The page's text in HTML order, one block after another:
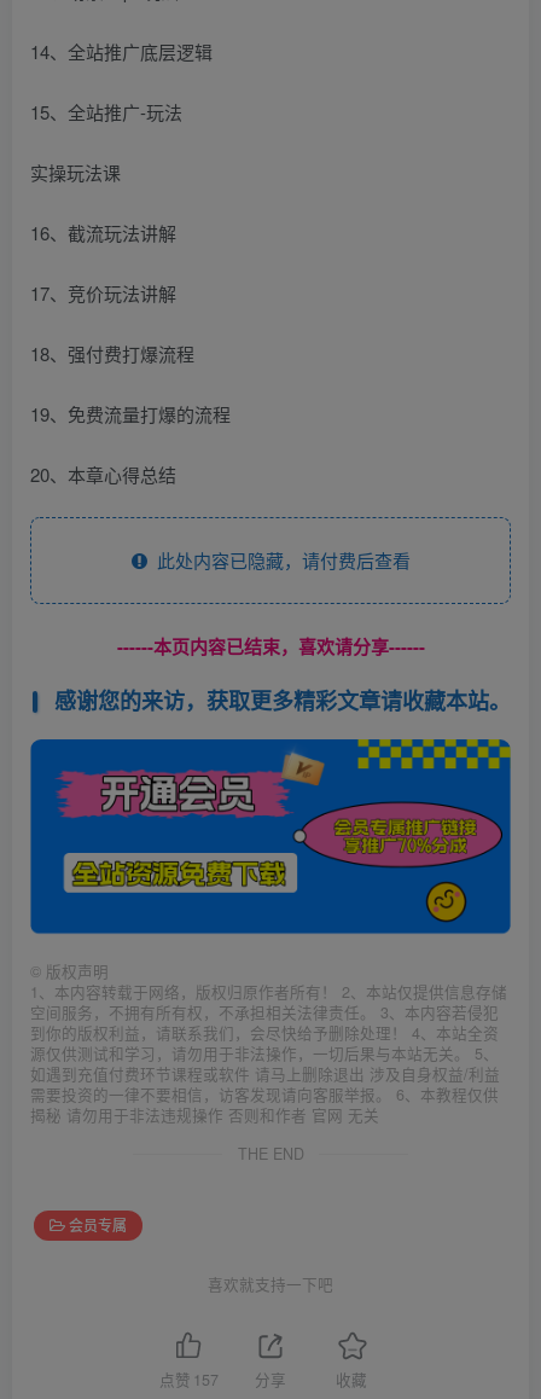
14、全站推广底层逻辑
15、全站推广-玩法
实操玩法课
16、截流玩法讲解
17、竞价玩法讲解
18、强付费打爆流程
19、免费流量打爆的流程
20、本章心得总结
此处内容已隐藏，请付费后查看
------本页内容已结束，喜欢请分享------
感谢您的来访，获取更多精彩文章请收藏本站。
© 版权声明
1、本内容转载于网络，版权归原作者所有！ 2、本站仅提供信息存储
空间服务，不拥有所有权，不承担相关法律责任。 3、本内容若侵犯
到你的版权利益，请联系我们，会尽快给予删除处理！ 4、本站全资
源仅供测试和学习，请勿用于非法操作，一切后果与本站无关。 5、
如遇到充值付费环节课程或软件 请马上删除退出 涉及自身权益/利益
需要投资的一律不要相信，访客发现请向客服举报。 6、本教程仅供
揭秘 请勿用于非法违规操作 否则和作者 官网 无关
THE END
会员专属
喜欢就支持一下吧
点赞 157 分享 收藏